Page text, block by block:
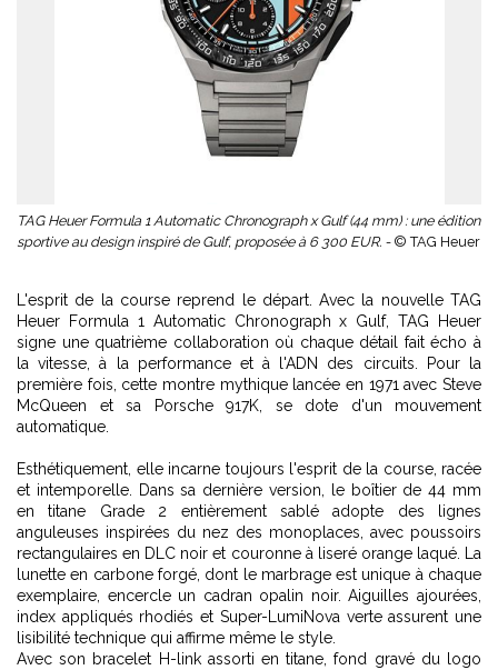
TAG Heuer Formula 1 Automatic Chronograph x Gulf (44 mm) : une édition
sportive au design inspiré de Gulf, proposée à 6 300 EUR. - © TAG Heuer
L'esprit de la course reprend le départ. Avec la nouvelle TAG
Heuer Formula 1 Automatic Chronograph x Gulf, TAG Heuer
signe une quatrième collaboration où chaque détail fait écho à
la vitesse, à la performance et à l'ADN des circuits. Pour la
première fois, cette montre mythique lancée en 1971 avec Steve
McQueen et sa Porsche 917K, se dote d'un mouvement
automatique.
Esthétiquement, elle incarne toujours l'esprit de la course, racée
et intemporelle. Dans sa dernière version, le boîtier de 44 mm
en titane Grade 2 entièrement sablé adopte des lignes
anguleuses inspirées du nez des monoplaces, avec poussoirs
rectangulaires en DLC noir et couronne à liseré orange laqué. La
lunette en carbone forgé, dont le marbrage est unique à chaque
exemplaire, encercle un cadran opalin noir. Aiguilles ajourées,
index appliqués rhodiés et Super-LumiNova verte assurent une
lisibilité technique qui affirme même le style.
Avec son bracelet H-link assorti en titane, fond gravé du logo